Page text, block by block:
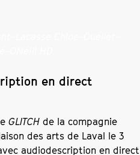
en direct
GLITCH de la compagnie
des arts de Laval le 3
audiodescription en direct